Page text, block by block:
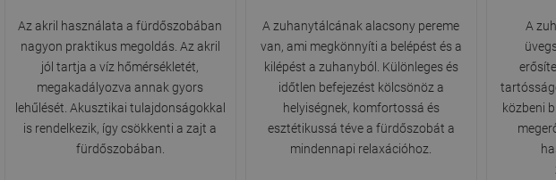
Az akril használata a fürdőszobában
nagyon praktikus megoldás. Az akril
jól tartja a víz hőmérsékletét,
megakadályozva annak gyors
lehűlését. Akusztikai tulajdonságokkal
is rendelkezik, így csökkenti a zajt a
fürdőszobában.
A zuhanytálcának alacsony pereme
van, ami megkönnyíti a belépést és a
kilépést a zuhanyból. Különleges és
időtlen befejezést kölcsönöz a
helyiségnek, komfortossá és
esztétikussá téve a fürdőszobát a
mindennapi relaxációhoz.
A
közbeni